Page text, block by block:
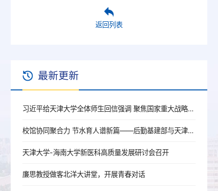
返回列表
最新更新
习近平给天津大学全体师生回信强调 聚焦国家重大战略需求提高人才培养质量 更好服务经济社会发展
校馆协同聚合力 节水育人谱新篇——后勤基建部与天津节水科技馆育人共建签约授牌
天津大学-海南大学新医科高质量发展研讨会召开
廉思教授做客北洋大讲堂，开展青春对话